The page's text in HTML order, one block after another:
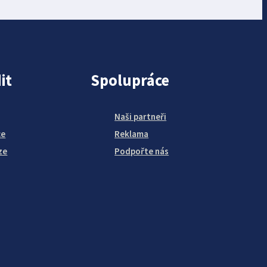
Spolupráce
Naši partneři
Reklama
Podpořte nás